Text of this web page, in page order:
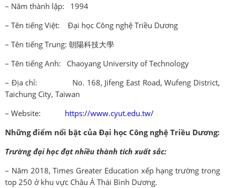
– Năm thành lập: 1994
– Tên tiếng Việt: Đại học Công nghệ Triều Dương
– Tên tiếng Trung: 朝陽科技大學
– Tên tiếng Anh: Chaoyang University of Technology
– Địa chỉ: No. 168, Jifeng East Road, Wufeng District,
Taichung City, Taiwan
– Website: https://www.cyut.edu.tw/
Những điểm nổi bật của Đại học Công nghệ Triều Dương:
Trường đại học đạt nhiều thành tích xuất sắc:
– Năm 2018, Times Greater Education xếp hạng trường trong
top 250 ở khu vực Châu Á Thái Bình Dương.